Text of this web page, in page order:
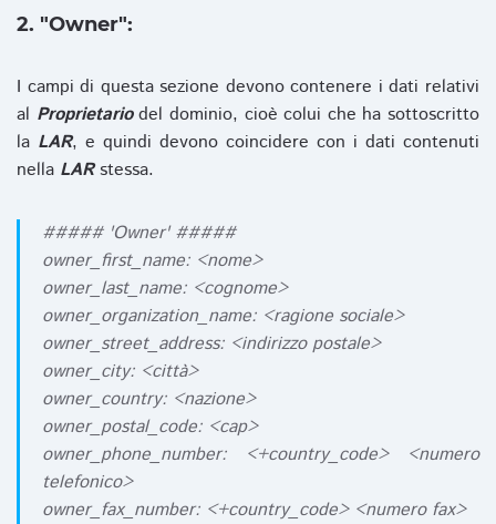
2. "Owner":
I campi di questa sezione devono contenere i dati relativi
al Proprietariodel dominio, cioè colui che ha sottoscritto
la LAR, e quindi devono coincidere con i dati contenuti
nella LARstessa.
##### 'Owner' #####
owner_first_name: <nome>
owner_last_name: <cognome>
owner_organization_name: <ragione sociale>
owner_street_address: <indirizzo postale>
owner_city: <città>
owner_country: <nazione>
owner_postal_code: <cap>
owner_phone_number: <+country_code> <numero
telefonico>
owner_fax_number: <+country_code> <numero fax>